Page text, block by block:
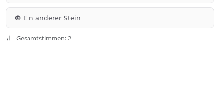
🔘 Ein anderer Stein
Gesamtstimmen: 2